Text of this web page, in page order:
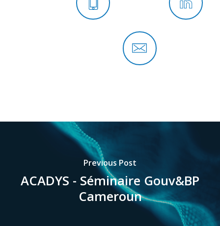
Previous Post
ACADYS - Séminaire Gouv&BP
Cameroun